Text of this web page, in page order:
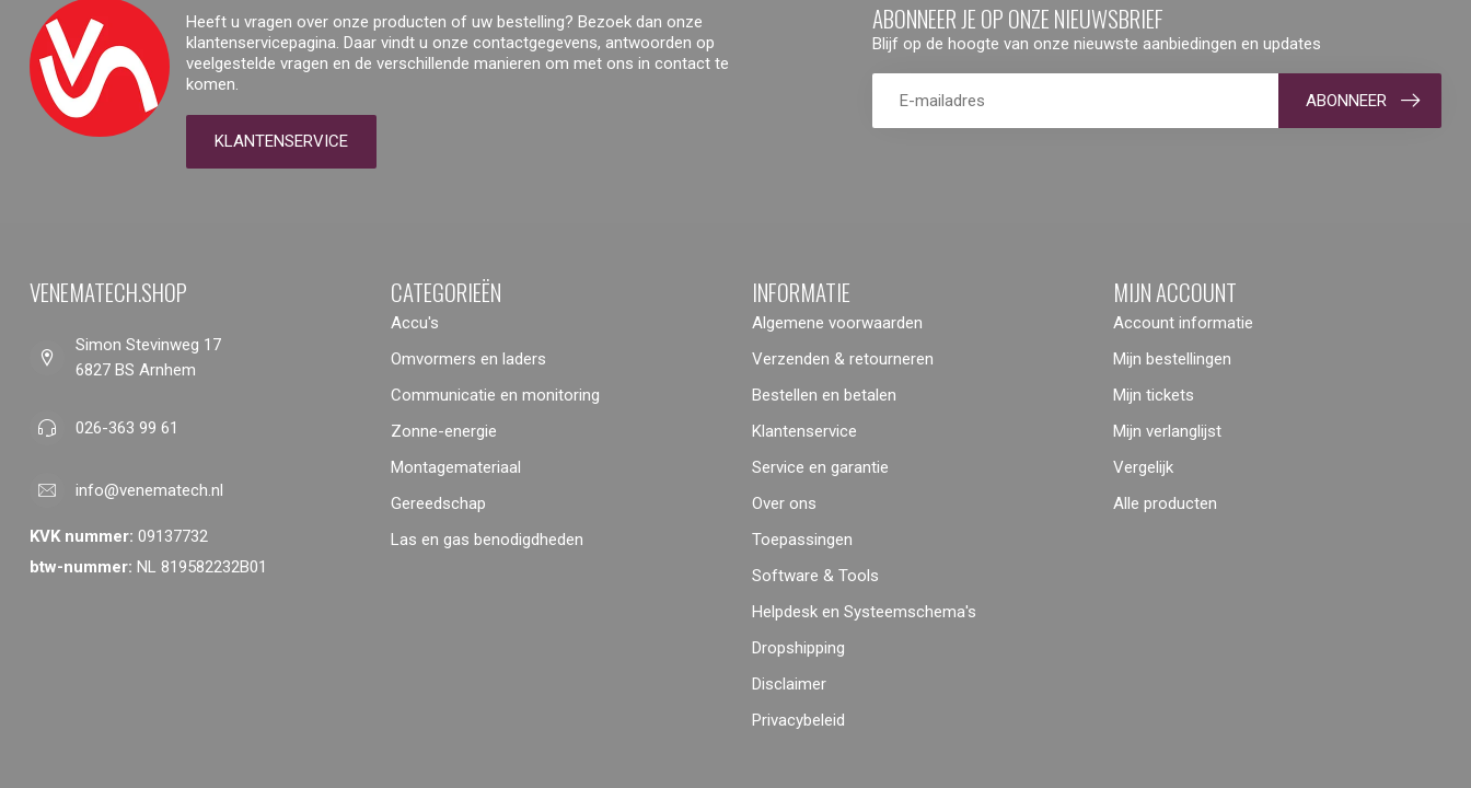
Heeft u vragen over onze producten of uw bestelling? Bezoek dan onze
klantenservicepagina. Daar vindt u onze contactgegevens, antwoorden op
veelgestelde vragen en de verschillende manieren om met ons in contact te
komen.
KLANTENSERVICE
ABONNEER JE OP ONZE NIEUWSBRIEF
Blijf op de hoogte van onze nieuwste aanbiedingen en updates
ABONNEER
VENEMATECH.SHOP
Simon Stevinweg 17
6827 BS Arnhem
026-363 99 61
info@venematech.nl
KVK nummer: 09137732
btw-nummer: NL 819582232B01
CATEGORIEËN
Accu's
Omvormers en laders
Communicatie en monitoring
Zonne-energie
Montagemateriaal
Gereedschap
Las en gas benodigdheden
INFORMATIE
Algemene voorwaarden
Verzenden & retourneren
Bestellen en betalen
Klantenservice
Service en garantie
Over ons
Toepassingen
Software & Tools
Helpdesk en Systeemschema's
Dropshipping
Disclaimer
Privacybeleid
MIJN ACCOUNT
Account informatie
Mijn bestellingen
Mijn tickets
Mijn verlanglijst
Vergelijk
Alle producten